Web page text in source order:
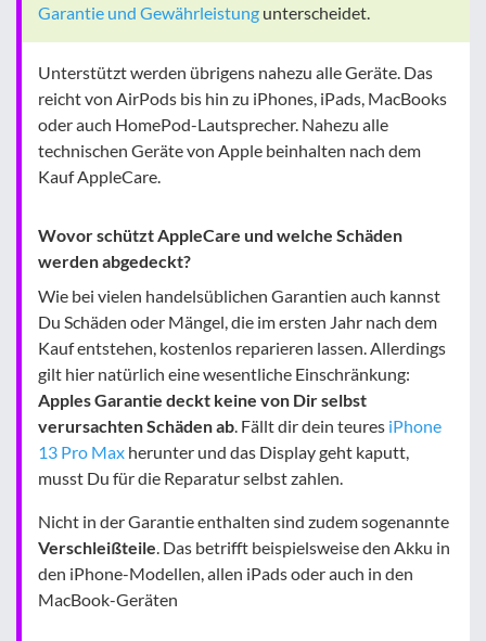
Garantie und Gewährleistung unterscheidet.
Unterstützt werden übrigens nahezu alle Geräte. Das
reicht von AirPods bis hin zu iPhones, iPads, MacBooks
oder auch HomePod-Lautsprecher. Nahezu alle
technischen Geräte von Apple beinhalten nach dem
Kauf AppleCare.
Wovor schützt AppleCare und welche Schäden
werden abgedeckt?
Wie bei vielen handelsüblichen Garantien auch kannst
Du Schäden oder Mängel, die im ersten Jahr nach dem
Kauf entstehen, kostenlos reparieren lassen. Allerdings
gilt hier natürlich eine wesentliche Einschränkung:
Apples Garantie deckt keine von Dir selbst
verursachten Schäden ab . Fällt dir dein teures iPhone
13 Pro Max herunter und das Display geht kaputt,
musst Du für die Reparatur selbst zahlen.
Nicht in der Garantie enthalten sind zudem sogenannte
Verschleißteile . Das betrifft beispielsweise den Akku in
den iPhone-Modellen, allen iPads oder auch in den
MacBook-Geräten